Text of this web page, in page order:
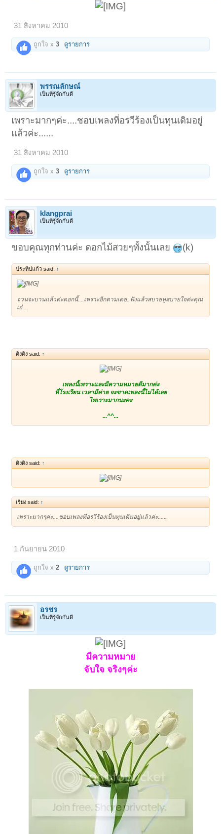
31 สิงหาคม 2010
ถูกใจ x3 ดูรายการ
พรรณลักษณ์
เป็นที่รู้จักกันดี
เพราะมากๆค่ะ....ชอบเพลงที่อรวีร้องเป็นทุนเดิมอยู่
แล้วค่ะ......
31 สิงหาคม 2010
ถูกใจ x3 ดูรายการ
klangprai
เป็นที่รู้จักกันดี
ขอบคุณทุกท่านค่ะ ดอกไม้สวยๆทั้งนั้นเลย (k)
ประทีปแก้ว said: ↑
จวนจะบานแล้วค่ะดอกนี้....เพราะอีกตามเคย..ฟังแล้วสบายหูสบายใจค่ะคุณ
เอ๋....
ติงติง said: ↑
เพลงนี้เพราะและมีความหมายดีมากค่ะ
ที่โรงเรียน เวลามีค่าย จะขาดเพลงนี้ไม่ได้เลย
ไพเราะมากนะคะ
...^^...
ติงติง said: ↑
เรียง said: ↑
เพราะมากๆค่ะ....ชอบเพลงที่อรวีร้องเป็นทุนเดิมอยู่แล้วค่ะ......
1 กันยายน 2010
ถูกใจ x2 ดูรายการ
อรชร
เป็นที่รู้จักกันดี
มีความหมาย
จับใจ จริงๆค่ะ